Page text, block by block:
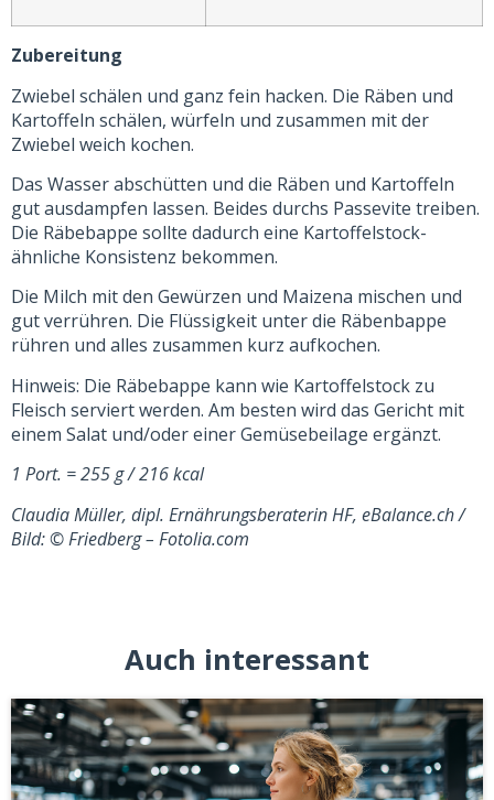
Zubereitung
Zwiebel schälen und ganz fein hacken. Die Räben und
Kartoffeln schälen, würfeln und zusammen mit der
Zwiebel weich kochen.
Das Wasser abschütten und die Räben und Kartoffeln
gut ausdampfen lassen. Beides durchs Passevite treiben.
Die Räbebappe sollte dadurch eine Kartoffelstock-
ähnliche Konsistenz bekommen.
Die Milch mit den Gewürzen und Maizena mischen und
gut verrühren. Die Flüssigkeit unter die Räbenbappe
rühren und alles zusammen kurz aufkochen.
Hinweis: Die Räbebappe kann wie Kartoffelstock zu
Fleisch serviert werden. Am besten wird das Gericht mit
einem Salat und/oder einer Gemüsebeilage ergänzt.
1 Port. = 255 g / 216 kcal
Claudia Müller, dipl. Ernährungsberaterin HF, eBalance.ch /
Bild:© Friedberg – Fotolia.com
Auch interessant